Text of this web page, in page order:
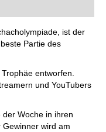
und
ist der
Partie des
entworfen.
und YouTubers
Woche in ihren
wird am